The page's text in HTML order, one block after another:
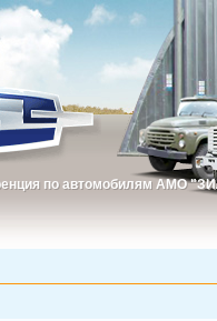
по автомобилям АМО
по автомобилям АМО